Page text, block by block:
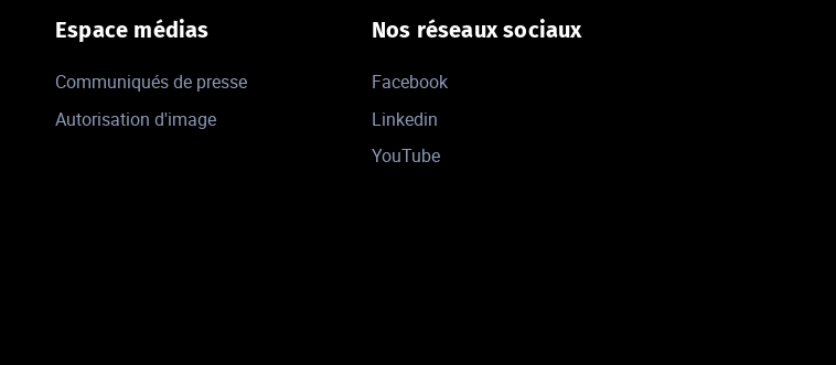
Espace médias
Communiqués de presse
Autorisation d'image
Nos réseaux sociaux
Facebook
Linkedin
YouTube